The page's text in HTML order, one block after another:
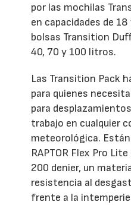
por las mochilas
en capacidades de
bolsas Transition
40, 70 y 100 litros.
Las Transition Pack
para quienes
para
trabajo en cualquier
meteorológica.
RAPTOR Flex Pro
200 denier, un
resistencia al
frente a la